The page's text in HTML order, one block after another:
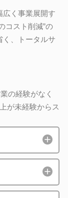
広く事業展開す
コスト削減”の
く、トータルサ
の経験がなく
が未経験からス